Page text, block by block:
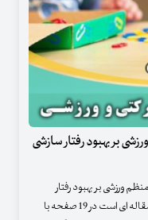
بر بهبود رفتار سازشی
ورزشی بر بهبود رفتار
سازشی دانش‌آموزان کم‌توان ذهنی آموزش‌پذیر" مقاله ای است در 19 صفحه با